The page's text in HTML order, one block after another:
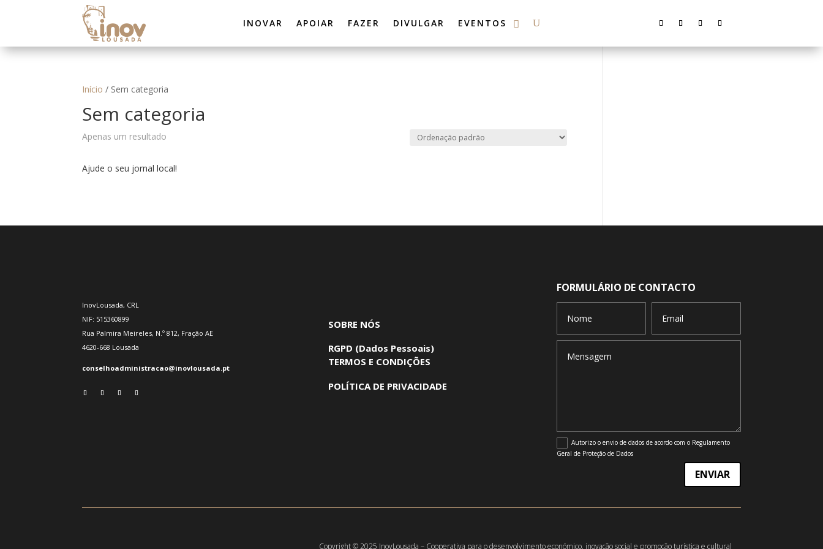
INOVAR APOIAR FAZER DIVULGAR EVENTOS
Início / Sem categoria
Sem categoria
Apenas um resultado
Ajude o seu jornal local!
InovLousada, CRL
NIF: 515360899
Rua Palmira Meireles, N.º 812, Fração AE
4620-668 Lousada
conselhoadministracao@inovlousada.pt
SOBRE NÓS
RGPD (Dados Pessoais)
TERMOS E CONDIÇÕES
POLÍTICA DE PRIVACIDADE
FORMULÁRIO DE CONTACTO
Autorizo o envio de dados de acordo com o Regulamento
Geral de Proteção de Dados
ENVIAR
Copyright © 2025 InovLousada – Cooperativa para o desenvolvimento económico, inovação social e promoção turística e cultural